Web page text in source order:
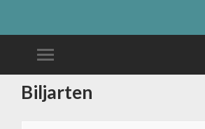
Biljarten